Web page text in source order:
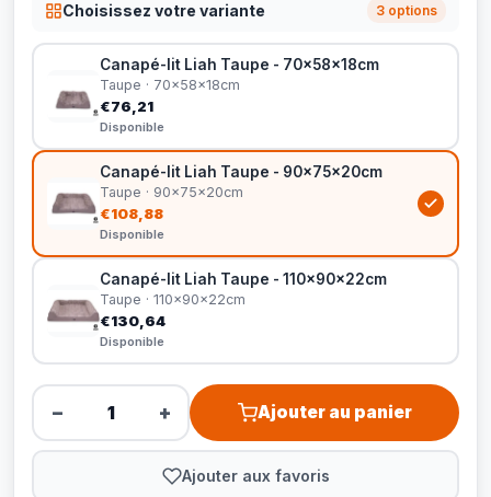
Choisissez votre variante 3 options
Canapé-lit Liah Taupe - 70x58x18cm
Taupe · 70x58x18cm
€76,21
Disponible
Canapé-lit Liah Taupe - 90x75x20cm
Taupe · 90x75x20cm
€108,88
Disponible
Canapé-lit Liah Taupe - 110x90x22cm
Taupe · 110x90x22cm
€130,64
Disponible
− + Ajouter au panier
Ajouter aux favoris